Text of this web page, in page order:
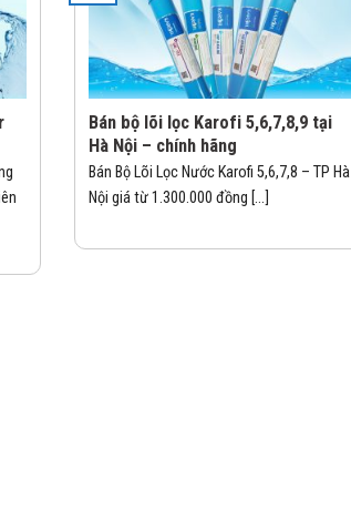
Bán bộ lõi lọc Karofi 5,6,7,8,9 tại
Hà Nội – chính hãng
Bán Bộ Lõi Lọc Nước Karofi 5,6,7,8 – TP Hà
Nội giá từ 1.300.000 đồng [...]